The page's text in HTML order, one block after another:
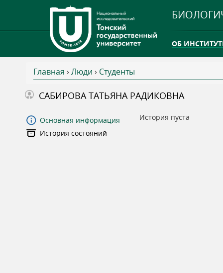
ОБ
ТГУ ОТКРЫЛ
В
ы
з
Главная › Люди › Студенты
САБИРОВА ТАТЬЯНА РАДИКОВНА
Основная информация
История состояний
История пуста